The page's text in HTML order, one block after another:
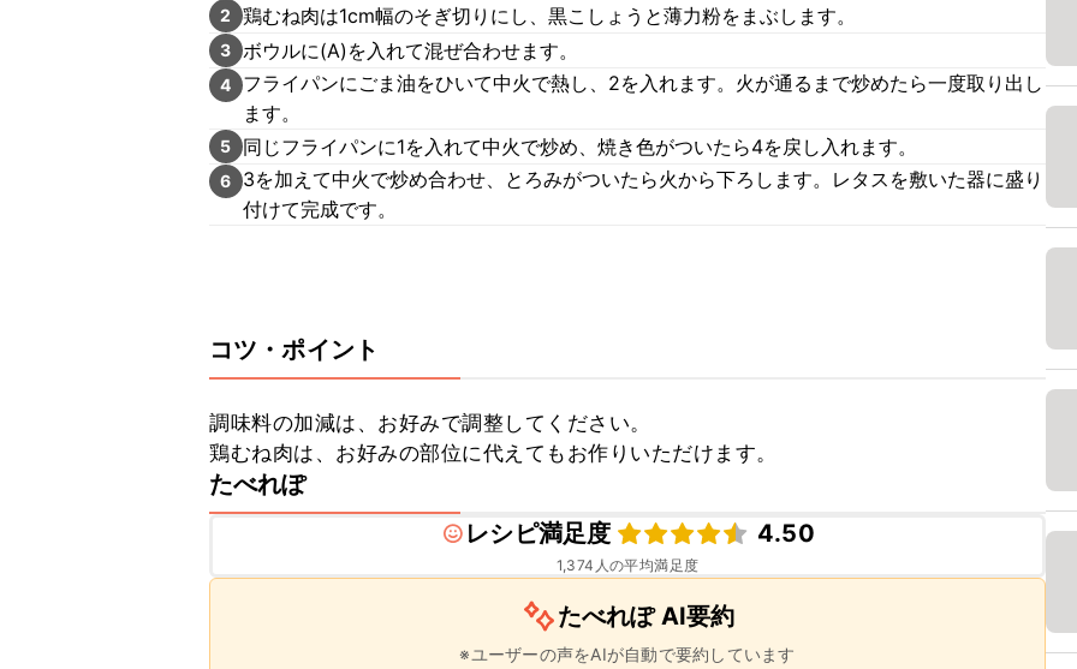
2 鶏むね肉は1cm幅のそぎ切りにし、黒こしょうと薄力粉をまぶします。
3 ボウルに(A)を入れて混ぜ合わせます。
4
フライパンにごま油をひいて中火で熱し、2を入れます。火が通るまで炒めたら一度取り出し
ます。
5 同じフライパンに1を入れて中火で炒め、焼き色がついたら4を戻し入れます。
6
3を加えて中火で炒め合わせ、とろみがついたら火から下ろします。レタスを敷いた器に盛り
付けて完成です。
コツ・ポイント
調味料の加減は、お好みで調整してください。
鶏むね肉は、お好みの部位に代えてもお作りいただけます。
たべれぽ
レシピ満足度
4.50
1,374 人の平均満足度
たべれぽ AI要約
※ユーザーの声をAIが自動で要約しています